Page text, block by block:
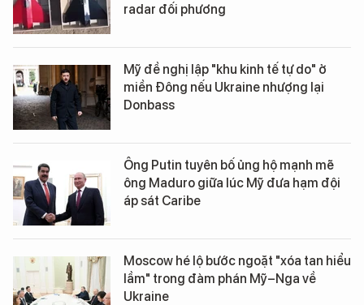
radar đối phương
Mỹ đề nghị lập "khu kinh tế tự do" ở
miền Đông nếu Ukraine nhượng lại
Donbass
Ông Putin tuyên bố ủng hộ mạnh mẽ
ông Maduro giữa lúc Mỹ đưa hạm đội
áp sát Caribe
Moscow hé lộ bước ngoặt "xóa tan hiểu
lầm" trong đàm phán Mỹ–Nga về
Ukraine